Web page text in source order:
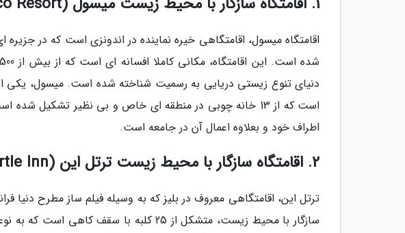
اقامتگاه میسول، اقامتگاهی خیره نماینده در اندونزی است که در
دنیای تنوع زیستی دریایی به رسمیت شناخته شده است. میسول، یکی
است که از 13 خانه چوبی در منطقه ای خاص و بی نظیر
اطراف خود و بعلاوه اعمال آن در جامعه است.
2. اقامتگاه سازگار با محیط زیست ترتل این (Turtle Inn)، بلیز (Belize)
ترتل این، اقامتگاهی معروف در بلیز که به وسیله فیلم ساز مطرح دنیا
سازگار با محیط زیست، متشکل از 25 کلبه با